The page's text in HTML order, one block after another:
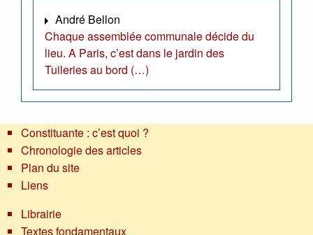
André Bellon
Chaque assemblée communale décide du
lieu. A Paris, c’est dans le jardin des
Tuileries au bord (…)
Constituante : c’est quoi ?
Chronologie des articles
Plan du site
Liens
Librairie
Textes fondamentaux